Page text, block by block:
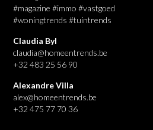
#magazine #immo #vastgoed
#woningtrends #tuintrends
Claudia Byl
claudia@homeentrends.be
+32 483 25 56 90
Alexandre Villa
alex@homeentrends.be
+32 475 77 70 36